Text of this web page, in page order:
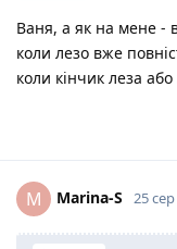
Ваня, а як на мене -
коли лезо вже
коли кінчик леза
M Marina-S 25